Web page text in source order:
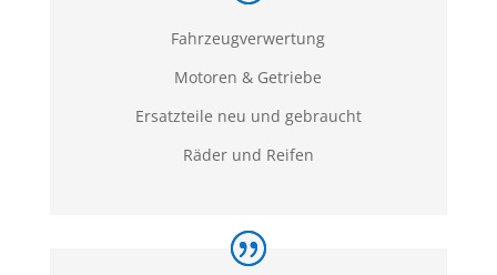
Fahrzeugverwertung
Motoren & Getriebe
Ersatzteile neu und gebraucht
Räder und Reifen